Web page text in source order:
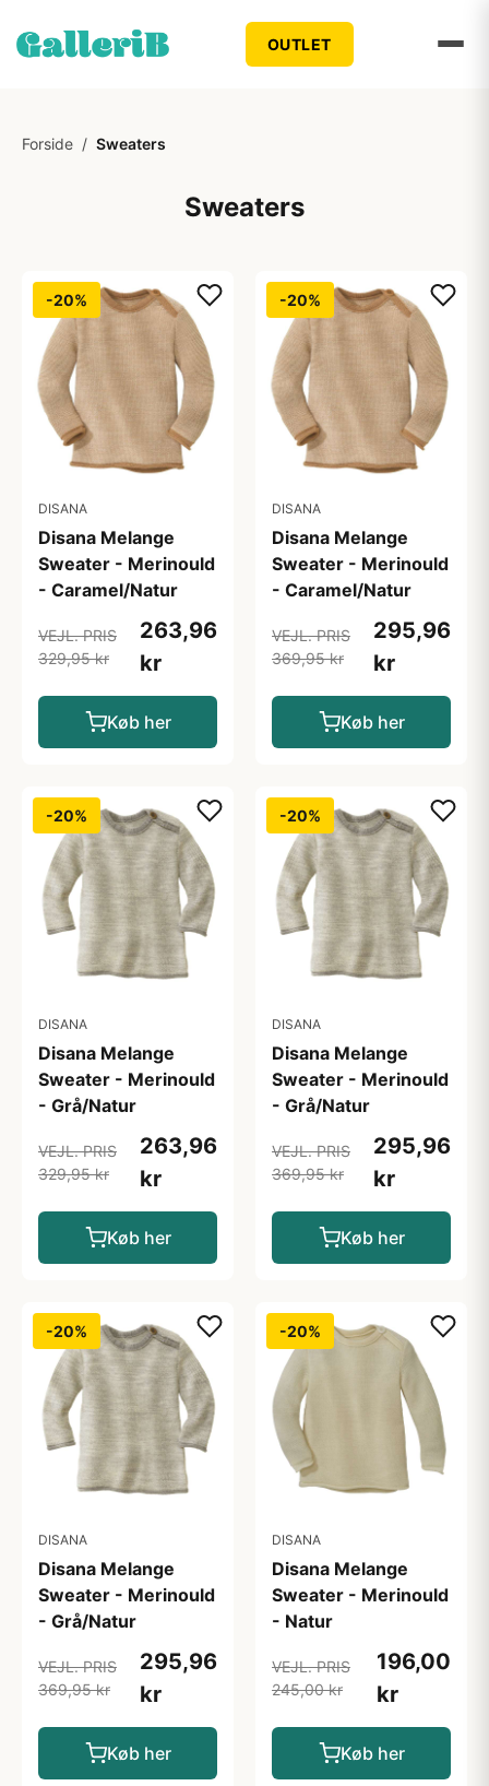
OUTLET
Forside / Sweaters
Sweaters
-20%
DISANA
Disana Melange
Sweater - Merinould
- Caramel/Natur
VEJL. PRIS
329,95 kr
263,96
kr
Køb her
-20%
DISANA
Disana Melange
Sweater - Merinould
- Caramel/Natur
VEJL. PRIS
369,95 kr
295,96
kr
Køb her
-20%
DISANA
Disana Melange
Sweater - Merinould
- Grå/Natur
VEJL. PRIS
329,95 kr
263,96
kr
Køb her
-20%
DISANA
Disana Melange
Sweater - Merinould
- Grå/Natur
VEJL. PRIS
369,95 kr
295,96
kr
Køb her
-20%
DISANA
Disana Melange
Sweater - Merinould
- Grå/Natur
VEJL. PRIS
369,95 kr
295,96
kr
Køb her
-20%
DISANA
Disana Melange
Sweater - Merinould
- Natur
VEJL. PRIS
245,00 kr
196,00
kr
Køb her